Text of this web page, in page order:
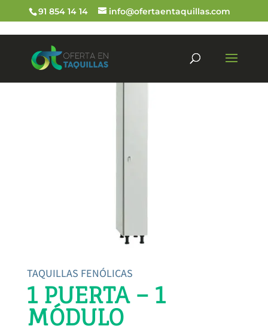
91 854 14 14 info@ofertaentaquillas.com
TAQUILLAS FENÓLICAS
1 PUERTA – 1
MÓDULO